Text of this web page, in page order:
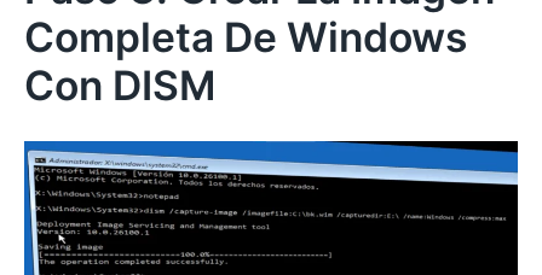
Completa De Windows
Con DISM